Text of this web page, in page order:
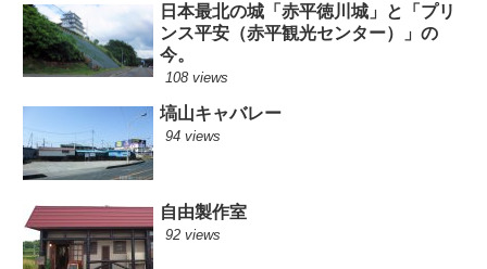
日本最北の城「赤平徳川城」と「プリ
ンス平安（赤平観光センター）」の
今。
108 views
塙山キャバレー
94 views
自由製作室
92 views